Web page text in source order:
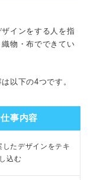
インをする人を指
物・布でできてい
以下の4つです。
たデザインをテキ
込む
事内容